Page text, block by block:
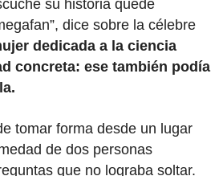
su historia quedé
dice sobre la célebre
dedicada a la ciencia
concreta: ese también podía
tomar forma desde un lugar
de dos personas
que no lograba soltar.